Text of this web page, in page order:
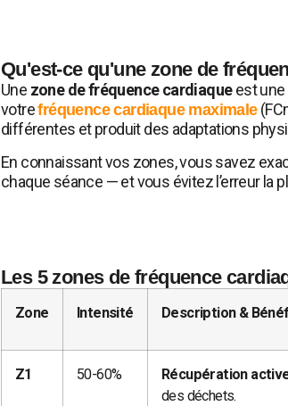
Qu'est-ce qu'une zone de
Une zone de fréquence cardiaqueest une
votrefréquence cardiaque maximale
différentes et produit des adaptations
En connaissant vos zones, vous savez
chaque séance — et vous évitez l’erreur la
Les 5 zones de fréquence
Zone Intensité Description &
Z1 50-60% Récupération
des déchets.